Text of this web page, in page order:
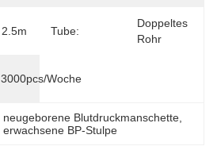
2.5m Tube:
Doppeltes
Rohr
3000pcs/Woche
neugeborene Blutdruckmanschette
erwachsene BP-Stulpe